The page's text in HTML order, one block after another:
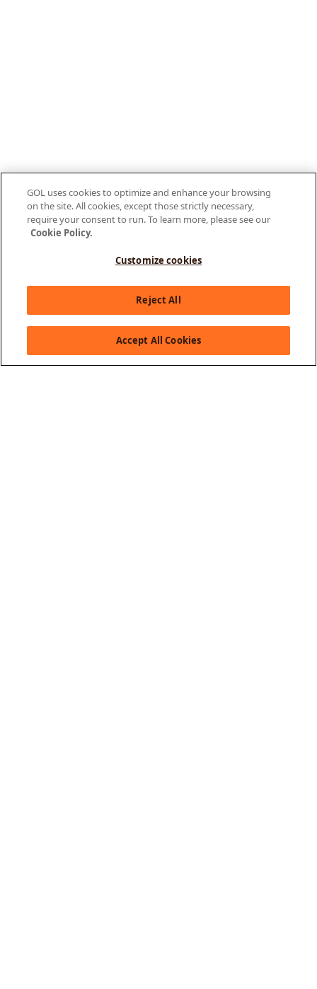
Olá, como posso te ajudar?
GOL uses cookies to optimize and enhance your browsing
on the site. All cookies, except those strictly necessary,
require your consent to run. To learn more, please see our
Cookie Policy.
Customize cookies
Reject All
Accept All Cookies